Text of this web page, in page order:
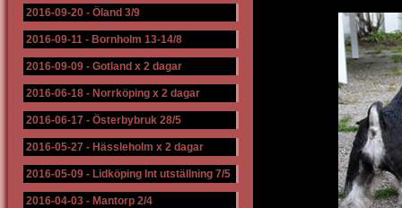
2016-09-20 - Öland 3/9
2016-09-11 - Bornholm 13-14/8
2016-09-09 - Gotland x 2 dagar
2016-06-18 - Norrköping x 2 dagar
2016-06-17 - Österbybruk 28/5
2016-05-27 - Hässleholm x 2 dagar
2016-05-09 - Lidköping Int utställning 7/5
2016-04-03 - Mantorp 2/4